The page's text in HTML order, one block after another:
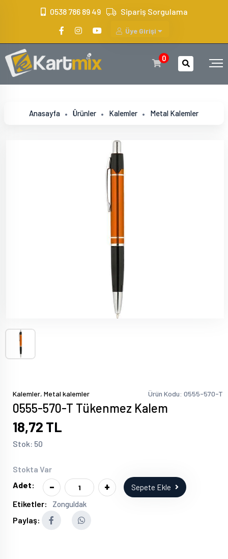
0538 786 89 49 Sipariş Sorgulama
Üye Girişi
0
Anasayfa Ürünler Kalemler Metal Kalemler
Kalemler, Metal kalemler Ürün Kodu: 0555-570-T
0555-570-T Tükenmez Kalem
18,72 TL
Stok: 50
Stokta Var
Adet:
- + Sepete Ekle
Etiketler: Zonguldak
Paylaş: